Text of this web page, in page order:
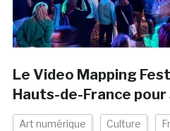
Le Video Mapping
Hauts-de-France
Art numérique Culture